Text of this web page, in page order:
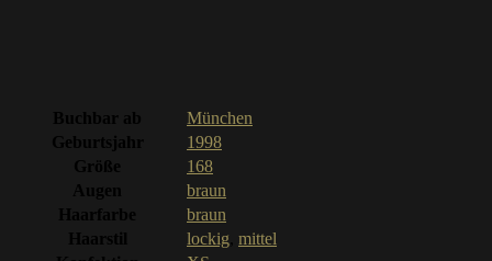
Buchbar ab
München
Geburtsjahr
1998
Größe
168
Augen
braun
Haarfarbe
braun
Haarstil
lockig mittel